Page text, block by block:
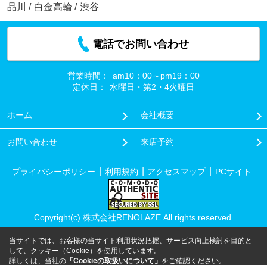
品川
/ 白金高輪 / 渋谷
電話でお問い合わせ
営業時間：
am10：00～pm19：00
定休日：
水曜日・第2・4火曜日
ホーム 会社概要
お問い合わせ 来店予約
プライバシーポリシー 利用規約 アクセスマップ PCサイト
Copyright(c) 株式会社RENOLAZE All rights reserved.
当サイトでは、お客様の当サイト利用状況把握、サービス向上検討を目的と
して、クッキー（Cookie）を使用しています。
詳しくは、当社の 「Cookieの取扱いについて」 をご確認ください。